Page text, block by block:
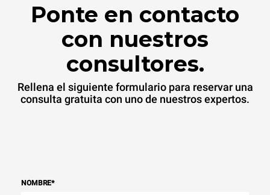
Ponte en contacto
con nuestros
consultores.
Rellena el siguiente formulario para reservar una
consulta gratuita con uno de nuestros expertos.
NOMBRE*